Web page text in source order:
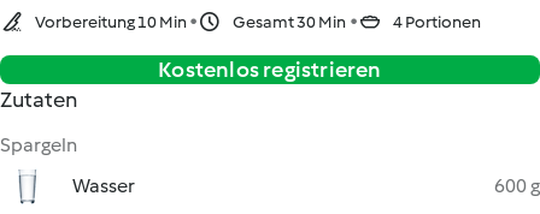
Vorbereitung 10 Min Gesamt 30 Min 4 Portionen
Kostenlos registrieren
Zutaten
Spargeln
Wasser
600 g